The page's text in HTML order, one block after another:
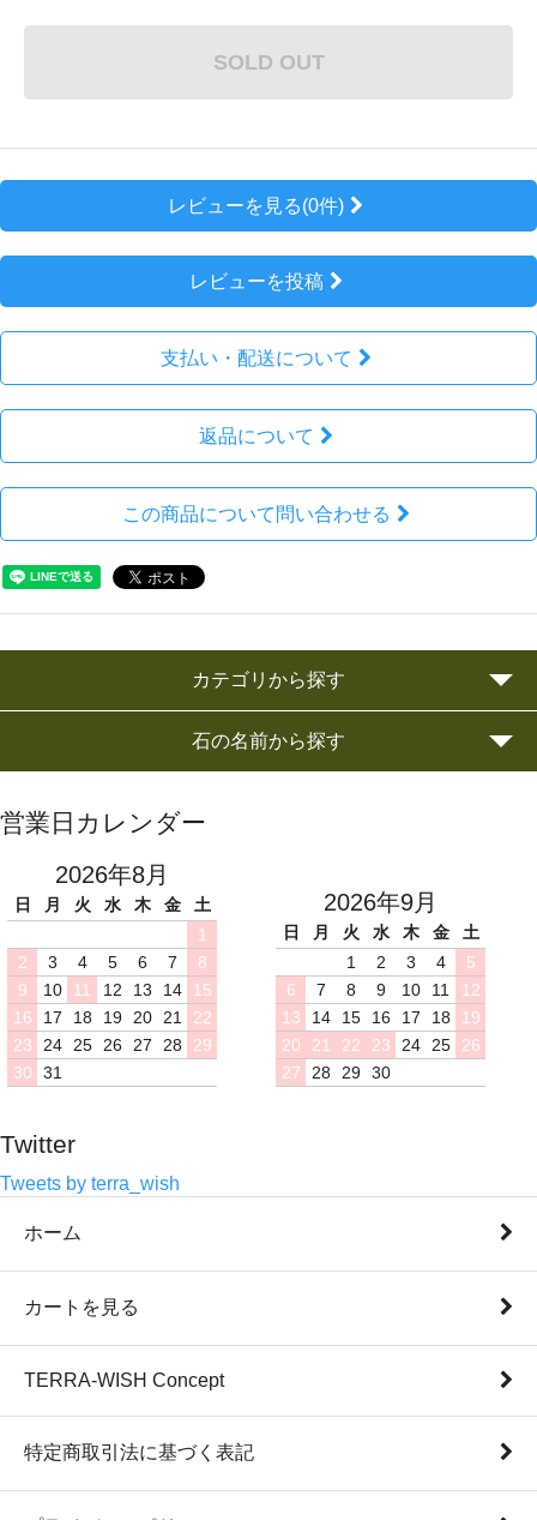
SOLD OUT
レビューを見る(0件)
レビューを投稿
支払い・配送について
返品について
この商品について問い合わせる
カテゴリから探す
石の名前から探す
営業日カレンダー
2026年8月
日 月 火 水 木 金
土
1
2
3 4 5 6 7
8
9
10 11 12 13 14
15
16
17 18 19 20 21
22
23
24 25 26 27 28
29
30
31
2026年9月
日 月 火 水 木 金
土
1
2 3 4
5
6
7 8 9 10 11
12
13
14 15 16 17 18
19
20
21 22 23 24 25
26
27
28 29 30
Twitter
Tweets by terra_wish
ホーム
カートを見る
TERRA-WISH Concept
特定商取引法に基づく表記